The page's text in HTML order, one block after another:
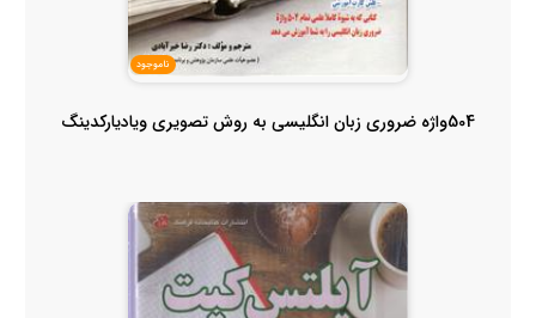
ناموجود
504واژه ضروری زبان انگلیسی به روش تصویری ویادیارکدینگ